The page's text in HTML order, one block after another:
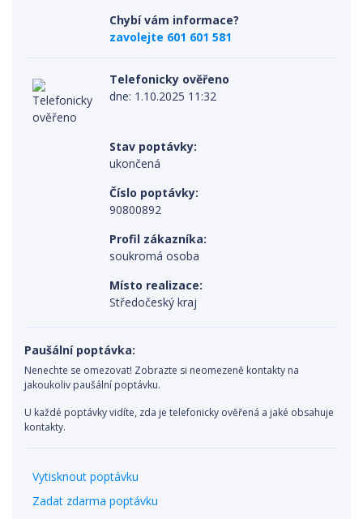
Chybí vám informace?
zavolejte 601 601 581
Telefonicky ověřeno
dne: 1.10.2025 11:32
Stav poptávky:
ukončená
Číslo poptávky:
90800892
Profil zákazníka:
soukromá osoba
Místo realizace:
Středočeský kraj
Paušální poptávka:
Nenechte se omezovat! Zobrazte si neomezeně kontakty na
jakoukoliv paušální poptávku.
U každé poptávky vidíte, zda je telefonicky ověřená a jaké obsahuje
kontakty.
Vytisknout poptávku
Zadat zdarma poptávku